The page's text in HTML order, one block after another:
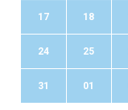
17 18
24 25
31 01